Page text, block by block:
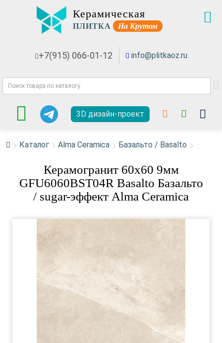
Керамическая
ПЛИТКА На Крутом
+7(915) 066-01-12 info@plitkaoz.ru
3D дизайн-проект
Каталог Alma Ceramica Базальто / Basalto
Керамогранит 60x60 9мм
GFU6060BST04R Basalto Базальто
/ sugar-эффект Alma Ceramica